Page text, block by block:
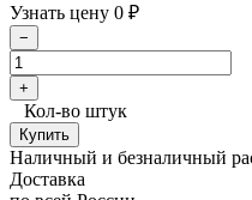
Узнать цену 0 ₽
Кол-во штук
Наличный и безналичный
Доставка